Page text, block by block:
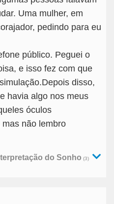
Uma mulher, em
pedindo para eu
público. Peguei o
e isso fez com que
disso,
havia algo nos meus
óculos
não lembro
do Sonho (3)